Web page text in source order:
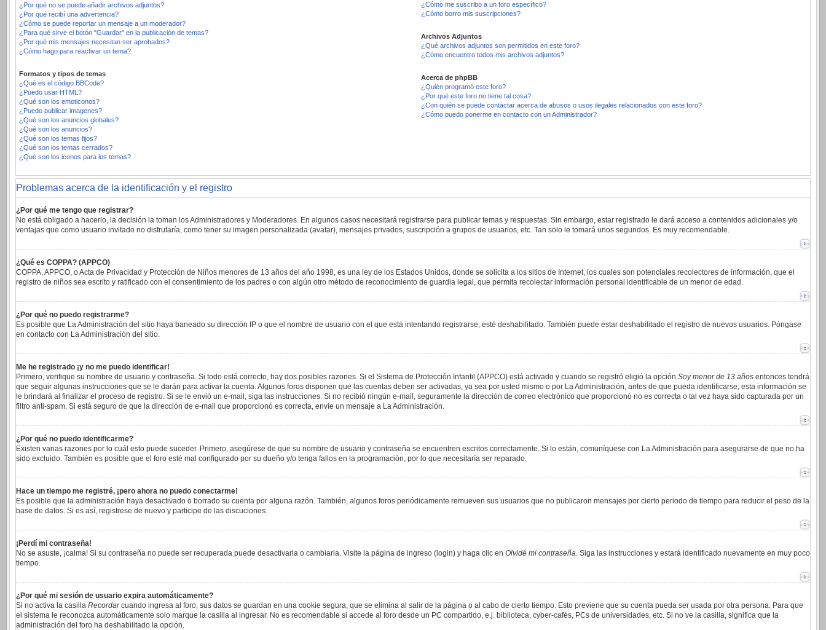
¿Por qué no se puede añadir archivos adjuntos?
¿Por qué recibí una advertencia?
¿Cómo se puede reportar un mensaje a un moderador?
¿Para qué sirve el botón "Guardar" en la publicación de temas?
¿Por qué mis mensajes necesitan ser aprobados?
¿Cómo hago para reactivar un tema?
Formatos y tipos de temas
¿Qué es el código BBCode?
¿Puedo usar HTML?
¿Qué son los emoticonos?
¿Puedo publicar imagenes?
¿Qué son los anuncios globales?
¿Qué son los anuncios?
¿Qué son los temas fijos?
¿Qué son los temas cerrados?
¿Qué son los iconos para los temas?
¿Cómo me suscribo a un foro específico?
¿Cómo borro mis suscripciones?
Archivos Adjuntos
¿Qué archivos adjuntos son permitidos en este foro?
¿Cómo encuentro todos mis archivos adjuntos?
Acerca de phpBB
¿Quién programó este foro?
¿Por qué este foro no tiene tal cosa?
¿Con quién se puede contactar acerca de abusos o usos ilegales relacionados con este foro?
¿Cómo puedo ponerme en contacto con un Administrador?
Problemas acerca de la identificación y el registro
¿Por qué me tengo que registrar?
No está obligado a hacerlo, la decisión la toman los Administradores y Moderadores. En algunos casos necesitará registrarse para publicar temas y respuestas. Sin embargo, estar registrado le dará acceso a contenidos adicionales y/o
ventajas que como usuario invitado no disfrutaría, como tener su imagen personalizada (avatar), mensajes privados, suscripción a grupos de usuarios, etc. Tan solo le tomará unos segundos. Es muy recomendable.
¿Qué es COPPA? (APPCO)
COPPA, APPCO, o Acta de Privacidad y Protección de Niños menores de 13 años del año 1998, es una ley de los Estados Unidos, donde se solicita a los sitios de Internet, los cuales son potenciales recolectores de información, que el
registro de niños sea escrito y ratificado con el consentimiento de los padres o con algún otro método de reconocimiento de guardia legal, que permita recolectar información personal identificable de un menor de edad.
¿Por qué no puedo registrarme?
Es posible que La Administración del sitio haya baneado su dirección IP o que el nombre de usuario con el que está intentando registrarse, esté deshabilitado. También puede estar deshabilitado el registro de nuevos usuarios. Póngase
en contacto con La Administración del sitio.
Me he registrado ¡y no me puedo identificar!
Primero, verifique su nombre de usuario y contraseña. Si todo está correcto, hay dos posibles razones. Si el Sistema de Protección Infantil (APPCO) está activado y cuando se registró eligió la opción Soy menor de 13 años entonces tendrá
que seguir algunas instrucciones que se le darán para activar la cuenta. Algunos foros disponen que las cuentas deben ser activadas, ya sea por usted mismo o por La Administración, antes de que pueda identificarse; esta información se
le brindará al finalizar el proceso de registro. Si se le envió un e-mail, siga las instrucciones. Si no recibió ningún e-mail, seguramente la dirección de correo electrónico que proporcionó no es correcta o tal vez haya sido capturada por un
filtro anti-spam. Si está seguro de que la dirección de e-mail que proporcionó es correcta, envíe un mensaje a La Administración.
¿Por qué no puedo identificarme?
Existen varias razones por lo cuál esto puede suceder. Primero, asegúrese de que su nombre de usuario y contraseña se encuentren escritos correctamente. Si lo están, comuníquese con La Administración para asegurarse de que no ha
sido excluido. También es posible que el foro esté mal configurado por su dueño y/o tenga fallos en la programación, por lo que necesitaría ser reparado.
Hace un tiempo me registré, ¡pero ahora no puedo conectarme!
Es posible que la administración haya desactivado o borrado su cuenta por alguna razón. También, algunos foros periódicamente remueven sus usuarios que no publicaron mensajes por cierto periodo de tiempo para reducir el peso de la
base de datos. Si es así, registrese de nuevo y participe de las discuciones.
¡Perdí mi contraseña!
No se asuste, ¡calma! Si su contraseña no puede ser recuperada puede desactivarla o cambiarla. Visite la página de ingreso (login) y haga clic en Olvidé mi contraseña. Siga las instrucciones y estará identificado nuevamente en muy poco
tiempo.
¿Por qué mi sesión de usuario expira automáticamente?
Si no activa la casilla Recordarcuando ingresa al foro, sus datos se guardan en una cookie segura, que se elimina al salir de la página o al cabo de cierto tiempo. Esto previene que su cuenta pueda ser usada por otra persona. Para que
el sistema le reconozca automáticamente solo marque la casilla al ingresar. No es recomendable si accede al foro desde un PC compartido, e.j. biblioteca, cyber-cafés, PCs de universidades, etc. Si no ve la casilla, significa que la
administración del foro ha deshabilitado la opción.